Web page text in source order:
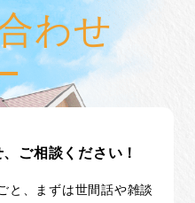
わせ
ご相談ください！
と、まずは世間話や雑談